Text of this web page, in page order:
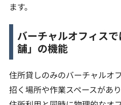
ます。
バーチャルオフィス
舗」の機能
住所貸しのみのバーチャルオ
招く場所や作業スペースがあ